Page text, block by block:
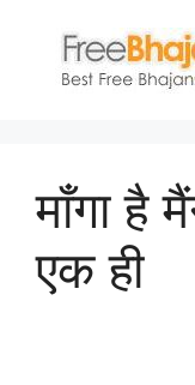
content
माँगा है
एक ही